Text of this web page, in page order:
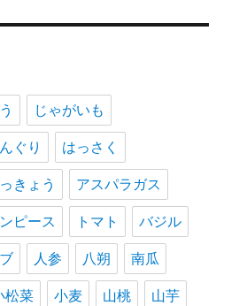
じゃがいも
ぐり はっさく
きょう アスパラガス
ピース トマト バジル
人参 八朔 南瓜
松菜 小麦 山桃 山芋